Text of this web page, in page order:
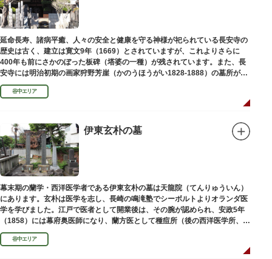
延命長寿、諸病平癒、人々の安全と健康を守る神様が祀られている長安寺の
歴史は古く、建立は寛文9年（1669）とされていますが、これよりさらに
400年も前にさかのぼった板碑（塔婆の一種）が残されています。また、長
安寺には明治初期の画家狩野芳崖（かのうほうがい1828-1888）の墓所があ
ります。
谷中エリア
伊東玄朴の墓
幕末期の蘭学・西洋医学者である伊東玄朴の墓は天龍院（てんりゅういん）
にあります。玄朴は医学を志し、長崎の鳴滝塾でシーボルトよりオランダ医
学を学びました。江戸で医者として開業後は、その腕が認められ、安政5年
（1858）には幕府奥医師になり、蘭方医として種痘所（後の西洋医学所、現
東京大学医学部）の開設などに尽力し、明治4年（1871）72歳で没しまし
た。谷中エリア